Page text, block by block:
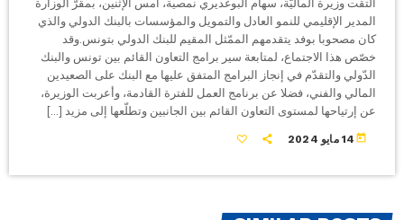
المدير الإقليمي للنمو العادل والتمويل والمؤسسات بالبنك الدولي والذي
كان مصحوبا بوفد يتقدمهم الممّثل المقيم للبنك الدولي بتونس.وقد
خصّص هذا الاجتماع، لمتابعة سير برامج التعاون القائم بين تونس والبنك
الدّولي والتقدّم في إنجاز البرامج المتفق عليها مع البنك على الصعيدين
المالي والفني، فضلا عن برنامج العمل للفترة القادمة، وأعربت الوزيرة،
عن إرتياحها لمستوى التعاون القائم بين الجانبين وتطلّعها إلى مزيد […]
today 14 مايو 2024